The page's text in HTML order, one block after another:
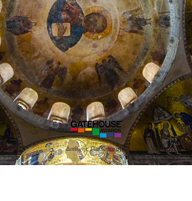
Διεθνής Πιστοποίηση